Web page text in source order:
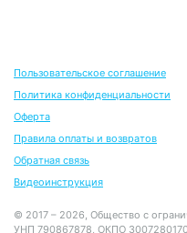
Пользовательское соглашение
Политика конфиденциальности
Оферта
Правила оплаты и возвратов
Обратная связь
Видеоинструкция
© 2017 – 2026, Общество с
УНП 790867878, ОКПО